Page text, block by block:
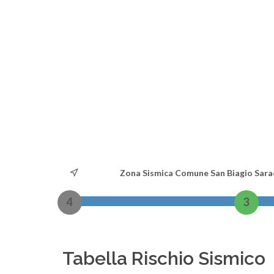
Zona Sismica Comune San Biagio
4 3
Tabella Rischio Sismico